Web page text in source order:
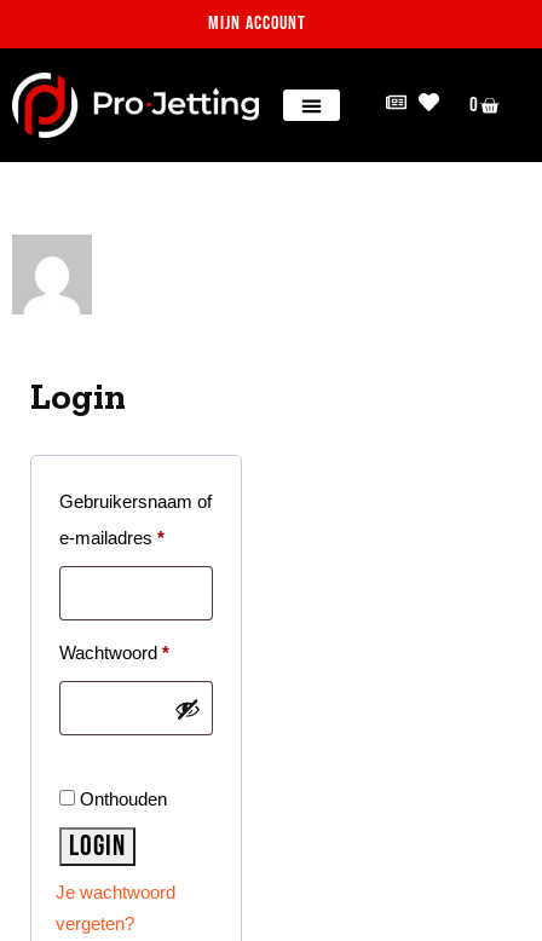
Mijn account
0
Login
Gebruikersnaam of
e-mailadres *
Wachtwoord *
Onthouden
Login
Je wachtwoord
vergeten?